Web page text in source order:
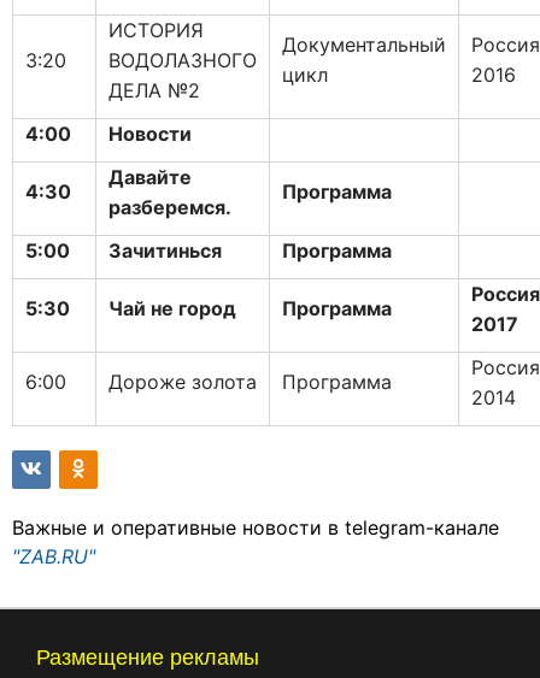
3:20
ИСТОРИЯ
ВОДОЛАЗНОГО
ДЕЛА №2
Документальный
цикл
2016
4:00 Новости
4:30
Давайте
разберемся.
Программа
5:00 Зачитинься Программа
5:30 Чай не город Программа
2017
6:00 Дороже золота Программа
2014
Важные и оперативные новости в telegram-канале
"ZAB.RU"
Размещение рекламы